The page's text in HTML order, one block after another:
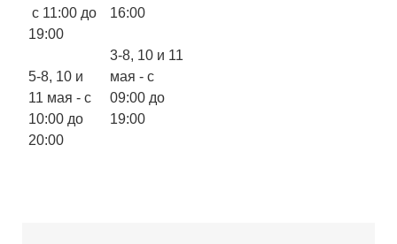
с 11:00 до
19:00
5-8, 10 и
11 мая - с
10:00 до
20:00
16:00
3-8, 10 и 11
мая - с
09:00 до
19:00